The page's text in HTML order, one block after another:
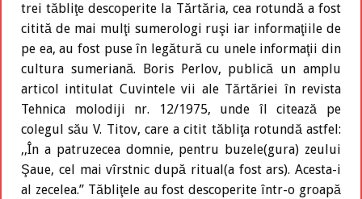
trei tăbliţe descoperite la Tărtăria, cea rotundă a fost
citită de mai mulţi sumerologi ruşi iar informaţiile de
pe ea, au fost puse în legătură cu unele informaţii din
cultura sumeriană. Boris Perlov, publică un amplu
articol intitulat Cuvintele vii ale Tărtăriei în revista
Tehnica molodiji nr. 12/1975, unde îl citează pe
colegul său V. Titov, care a citit tăbliţa rotundă astfel:
,,În a patruzecea domnie, pentru buzele(gura) zeului
Şaue, cel mai vîrstnic după ritual(a fost ars). Acesta-i
al zecelea.” Tăbliţele au fost descoperite într-o groapă